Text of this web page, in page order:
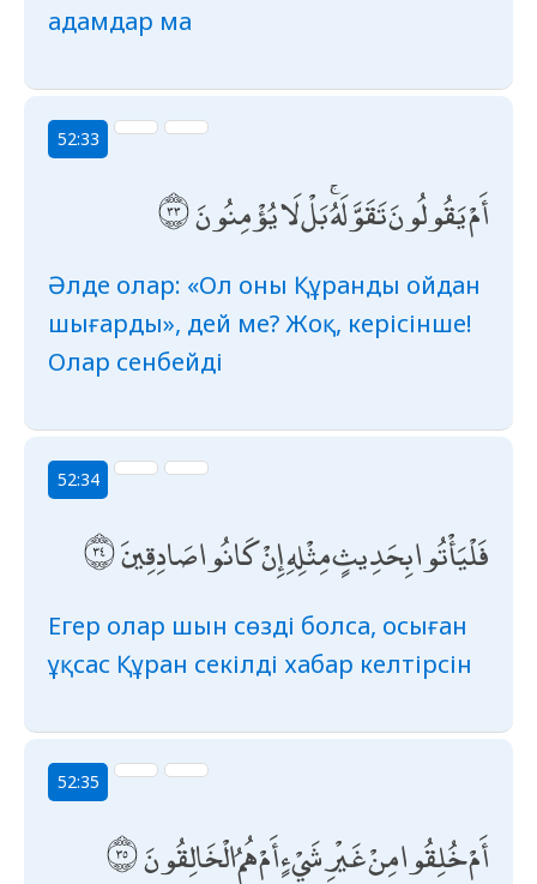
адамдар ма
52:33
أَمْ يَقُولُونَ تَقَوَّلَهُ ۚ بَلْ لَا يُؤْمِنُونَ
Әлде олар: «Ол оны Құранды ойдан
шығарды», дей ме? Жоқ, керісінше!
Олар сенбейді
52:34
فَلْيَأْتُوا بِحَدِيثٍ مِثْلِهِ إِنْ كَانُوا صَادِقِينَ
Егер олар шын сөзді болса, осыған
ұқсас Құран секілді хабар келтірсін
52:35
أَمْ خُلِقُوا مِنْ غَيْرِ شَيْءٍ أَمْ هُمُ الْخَالِقُونَ